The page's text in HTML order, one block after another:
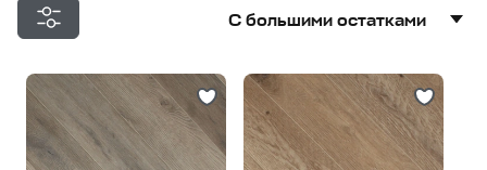
С большими остатками
Дешевле
Дороже